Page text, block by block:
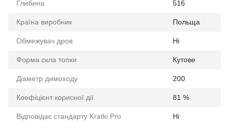
Глибина 516
Країна виробник Польща
Обмежувач дров Ні
Форма скла топки Кутове
Діаметр димоходу 200
Коефіцієнт корисної дії 81 %
Відповідає стандарту Kratki Pro Ні